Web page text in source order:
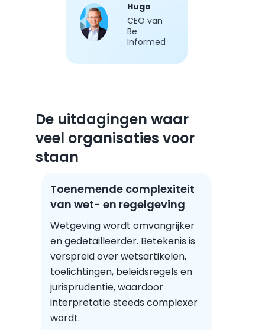
Hugo
CEO van
Be
Informed
De uitdagingen waar
veel organisaties voor
staan
Toenemende complexiteit
van wet- en regelgeving
Wetgeving wordt omvangrijker
en gedetailleerder. Betekenis is
verspreid over wetsartikelen,
toelichtingen, beleidsregels en
jurisprudentie, waardoor
interpretatie steeds complexer
wordt.